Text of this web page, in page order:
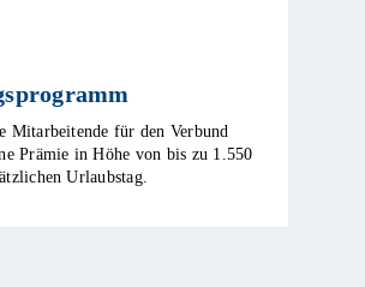
Mitarbeitende für den Verbund
Prämie in Höhe von bis zu 1.550
Urlaubstag.​